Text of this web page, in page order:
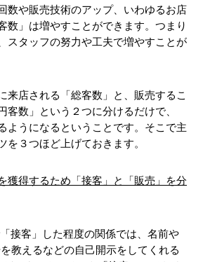
数や販売技術のアップ、いわゆるお店
数」は増やすことができます。つまり
スタッフの努力や工夫で増やすことが
店される「総客数」と、販売するこ
客数」という２つに分けるだけで、
ようになるということです。そこで主
を３つほど上げておきます。
獲得するため「接客」と「販売」を分
接客」した程度の関係では、名前や
教えるなどの自己開示をしてくれる